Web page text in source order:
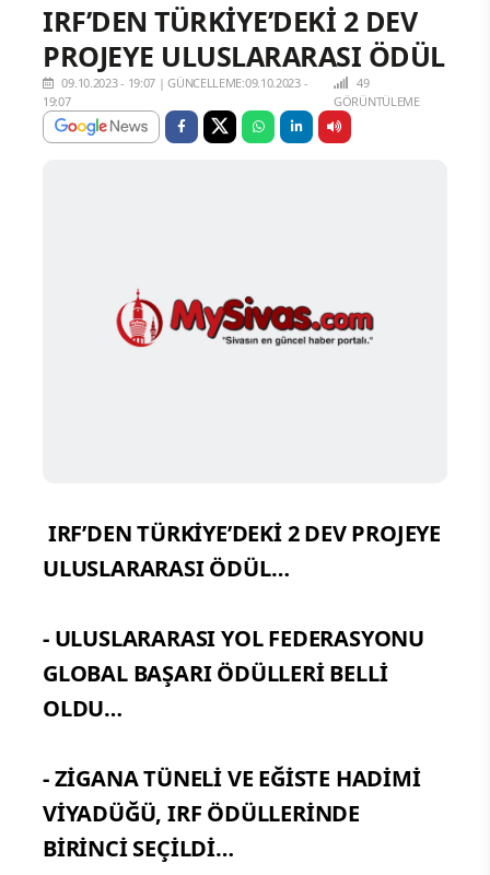
IRF’DEN TÜRKİYE’DEKİ 2 DEV
PROJEYE ULUSLARARASI ÖDÜL
09.10.2023 - 19:07 |GÜNCELLEME:09.10.2023 -
19:07
49
GÖRÜNTÜLEME
IRF’DEN TÜRKİYE’DEKİ 2 DEV PROJEYE
ULUSLARARASI ÖDÜL…
- ULUSLARARASI YOL FEDERASYONU
GLOBAL BAŞARI ÖDÜLLERİ BELLİ
OLDU…
- ZİGANA TÜNELİ VE EĞİSTE HADİMİ
VİYADÜĞÜ, IRF ÖDÜLLERİNDE
BİRİNCİ SEÇİLDİ…